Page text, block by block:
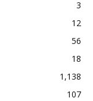
3
12
56
18
1,138
107